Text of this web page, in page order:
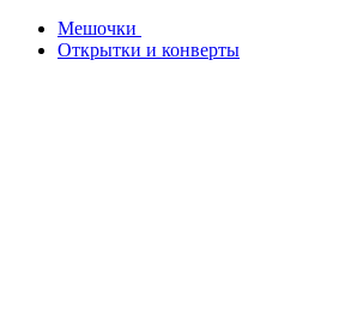
Мешочки
Открытки и конверты